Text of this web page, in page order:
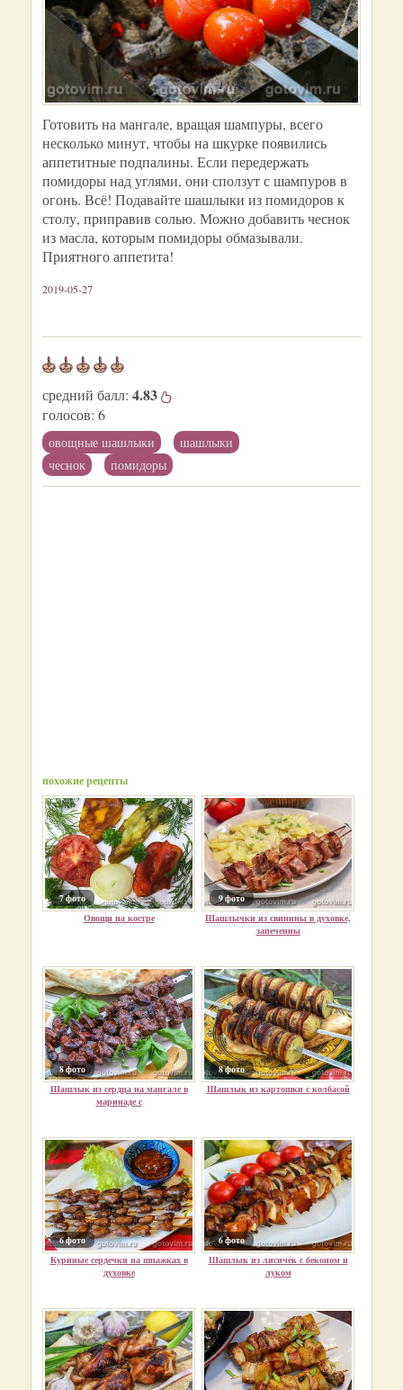
Готовить на мангале, вращая шампуры, всего
несколько минут, чтобы на шкурке появились
аппетитные подпалины. Если передержать
помидоры над углями, они сползут с шампуров в
огонь. Всё! Подавайте шашлыки из помидоров к
столу, приправив солью. Можно добавить чеснок
из масла, которым помидоры обмазывали.
Приятного аппетита!
2019-05-27
средний балл: 4.83
голосов: 6
овощные шашлыки
шашлыки
чеснок
помидоры
похожие рецепты
7 фото
Овощи на костре
9 фото
Шашлычки из свинины в духовке,
запеченны
8 фото
Шашлык из сердца на мангале в
маринаде с
8 фото
Шашлык из картошки с колбасой
6 фото
Куриные сердечки на шпажках в
духовке
6 фото
Шашлык из лисичек с беконом и
луком